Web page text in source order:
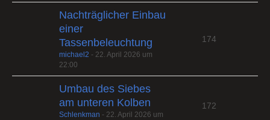
Nachträglicher Einbau
einer
Tassenbeleuchtung
michael2 - 22. April 2026 um
22:00
174
Umbau des Siebes
am unteren Kolben
Schlenkman - 22. April 2026 um
172